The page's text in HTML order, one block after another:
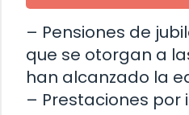
– Pensiones de
que se otorgan a
han alcanzado la
– Prestaciones por